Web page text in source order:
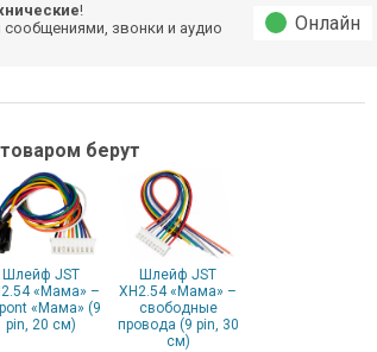
!
звонки и аудио
Онлайн
берут
Шлейф JST
«Мама» –
«Мама» (9
pin, 20 см)
Шлейф JST
XH2.54 «Мама» –
свободные
провода (9 pin, 30
см)